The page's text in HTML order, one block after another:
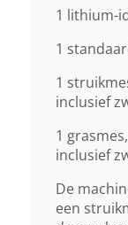
1 lithium-
1
1
inclusief
1
inclusief
De
een
Type
Dubbelzijdig
IPX1